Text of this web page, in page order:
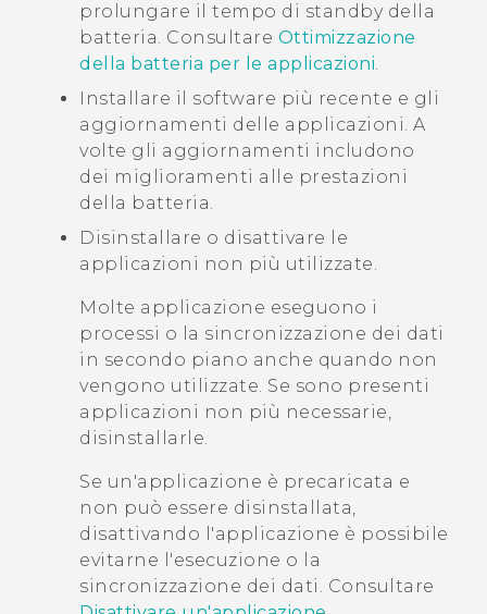
prolungare il tempo di standby della
batteria. Consultare Ottimizzazione
della batteria per le applicazioni
Installare il software più recente e gli
aggiornamenti delle applicazioni. A
volte gli aggiornamenti includono
dei miglioramenti alle prestazioni
della batteria.
Disinstallare o disattivare le
applicazioni non più utilizzate.
Molte applicazione eseguono i
processi o la sincronizzazione dei dati
in secondo piano anche quando non
vengono utilizzate. Se sono presenti
applicazioni non più necessarie,
disinstallarle.
Se un'applicazione è precaricata e
non può essere disinstallata,
disattivando l'applicazione è possibile
evitarne l'esecuzione o la
sincronizzazione dei dati. Consultare